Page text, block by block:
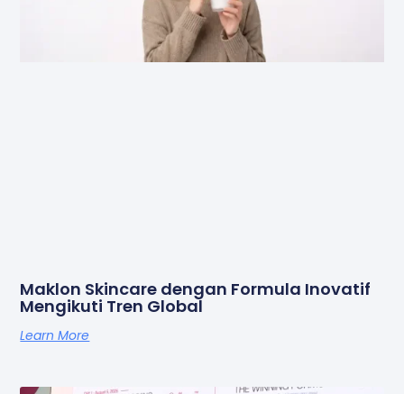
Maklon Skincare dengan Formula Inovatif
Mengikuti Tren Global
Learn More